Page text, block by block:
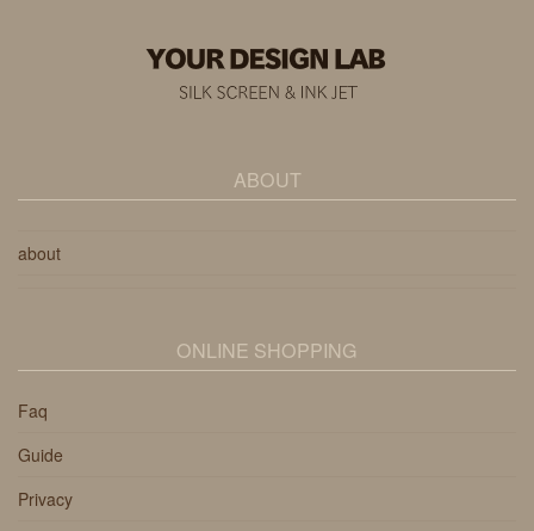
ABOUT
about
ONLINE SHOPPING
Faq
Guide
Privacy